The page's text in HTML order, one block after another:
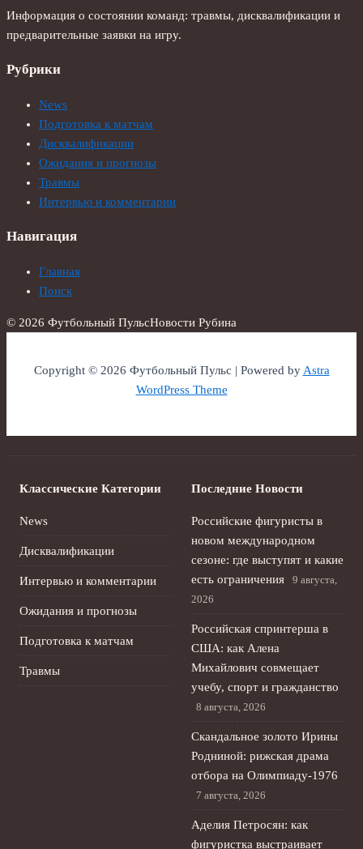
Информация о состоянии команд: травмы, дисквалификации и
предварительные заявки на игру.
Рубрики
News
Подготовка к матчам
Дисквалификации
Ожидания и прогнозы
Травмы
Интервью и комментарии
Навигация
Главная
Поиск
© 2026 Футбольный ПульсНовости Рубина
Copyright © 2026 Футбольный Пульс | Powered byAstra
WordPress Theme
Классические Категории
News
Дисквалификации
Интервью и комментарии
Ожидания и прогнозы
Подготовка к матчам
Травмы
Последние Новости
Российские фигуристы в
новом международном
сезоне: где выступят и какие
есть ограничения
9 августа,
2026
Российская спринтерша в
США: как Алена
Михайлович совмещает
учебу, спорт и гражданство
8 августа, 2026
Скандальное золото Ирины
Родниной: рижская драма
отбора на Олимпиаду‑1976
7 августа, 2026
Аделия Петросян: как
фигуристка выстраивает